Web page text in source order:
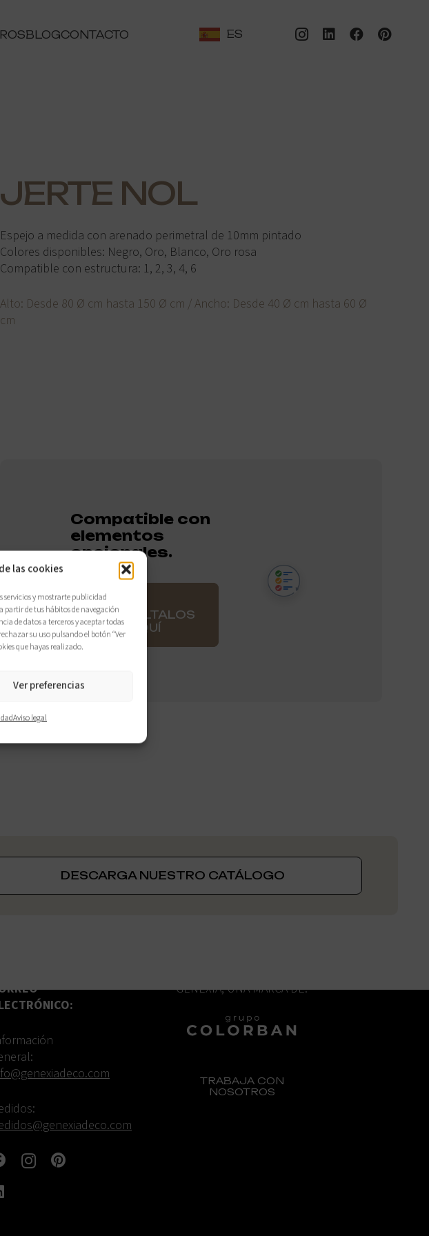
las cookies
servicios y mostrarte publicidad
partir de tus hábitos de navegación
de datos a terceros y aceptar todas
su uso pulsando el botón “Ver
que hayas realizado.
Ver preferencias
Aviso legal
BLOGCONTACTO ES
JERTE NOL
Espejo a medida con arenado perimetral de 10mm pintado
Colores disponibles: Negro, Oro, Blanco, Oro rosa
Compatible con estructura: 1, 2, 3, 4, 6
Alto: Desde 80 Ø cm hasta 150 Ø cm / Ancho: Desde 40 Ø cm hasta 60 Ø
cm
Compatible con
elementos
opcionales.
CONSÚLTALOS
AQUÍ
DESCARGA NUESTRO CATÁLOGO
GENEXIA, UNA MARCA DE:
TRABAJA CON
NOSOTROS